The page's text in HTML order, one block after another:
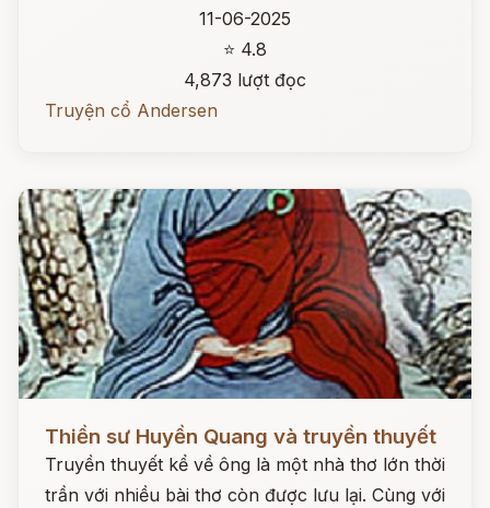
11-06-2025
⭐ 4.8
4,873 lượt đọc
Truyện cổ Andersen
Đọc ngay
Thiền sư Huyền Quang và truyền thuyết
Truyền thuyết kể về ông là một nhà thơ lớn thời
trần với nhiều bài thơ còn được lưu lại. Cùng với